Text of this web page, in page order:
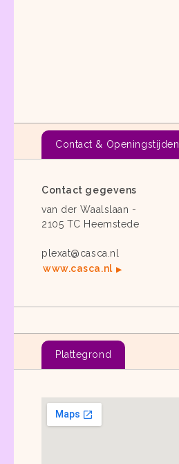
Contact & Openingstijden
Contact gegevens
van der Waalslaan -
2105 TC Heemstede
plexat@casca.nl
www.casca.nl
Plattegrond